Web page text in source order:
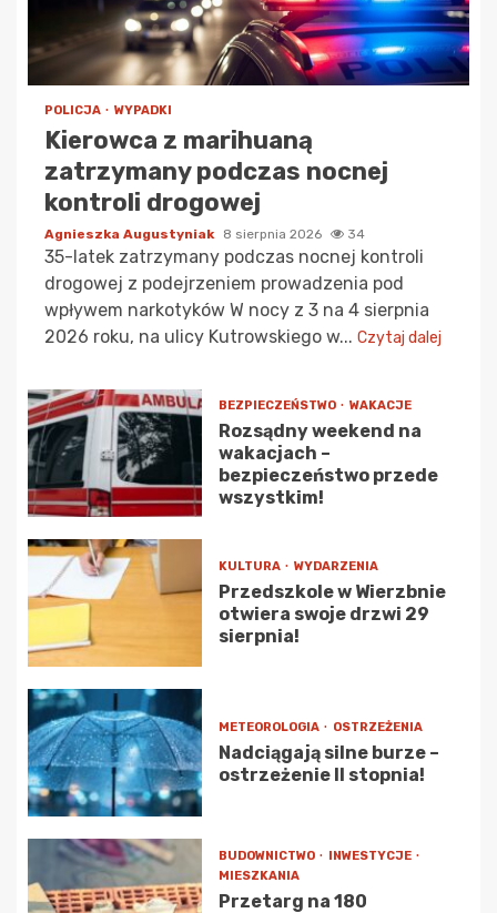
POLICJA WYPADKI
Kierowca z marihuaną
zatrzymany podczas nocnej
kontroli drogowej
Agnieszka Augustyniak 8 sierpnia 2026 34
35-latek zatrzymany podczas nocnej kontroli
drogowej z podejrzeniem prowadzenia pod
wpływem narkotyków W nocy z 3 na 4 sierpnia
2026 roku, na ulicy Kutrowskiego w... Czytaj dalej
BEZPIECZEŃSTWO WAKACJE
Rozsądny weekend na
wakacjach –
bezpieczeństwo przede
wszystkim!
KULTURA WYDARZENIA
Przedszkole w Wierzbnie
otwiera swoje drzwi 29
sierpnia!
METEOROLOGIA OSTRZEŻENIA
Nadciągają silne burze –
ostrzeżenie II stopnia!
BUDOWNICTWO
INWESTYCJE
MIESZKANIA
Przetarg na 180